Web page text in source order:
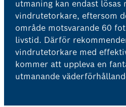
utmaning kan endast lösas
vindrutetorkare, eftersom
område motsvarande 60
livstid. Därför
vindrutetorkare med
kommer att uppleva en
utmanande